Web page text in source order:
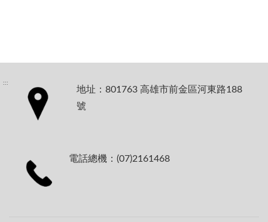
:::
地址：801763 高雄市前金區河東路188
號
電話總機：(07)2161468